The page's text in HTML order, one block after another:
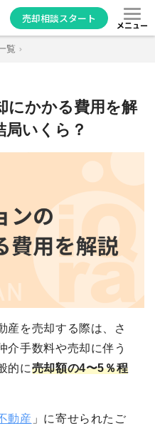
売却相談スタート
メニュー
覧
にかかる費用を解
いくら？
産を売却する際は、さ
介手数料や売却に伴う
的に売却額の4〜5％程
動産 」に寄せられたご